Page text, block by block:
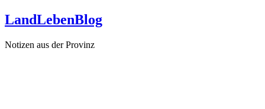
Zum
Inhalt
LandLebenBlog
Notizen aus der Provinz